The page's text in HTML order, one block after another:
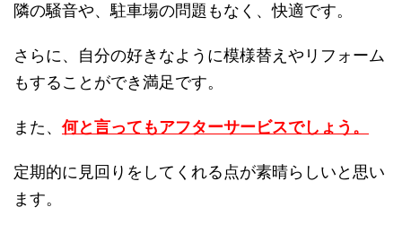
隣の騒音や、駐車場の問題もなく、快適です。
さらに、自分の好きなように模様替えやリフォーム
もすることができ満足です。
また、 何と言ってもアフターサービスでしょう。
定期的に見回りをしてくれる点が素晴らしいと思い
ます。